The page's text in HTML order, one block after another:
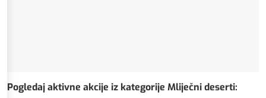
Pogledaj aktivne akcije iz kategorije Mliječni deserti: